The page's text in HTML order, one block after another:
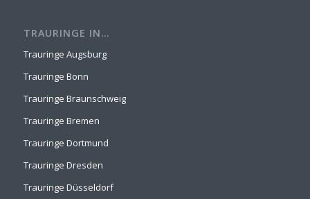
TRAURINGE IN…
Trauringe Augsburg
Trauringe Bonn
Trauringe Braunschweig
Trauringe Bremen
Trauringe Dortmund
Trauringe Dresden
Trauringe Düsseldorf